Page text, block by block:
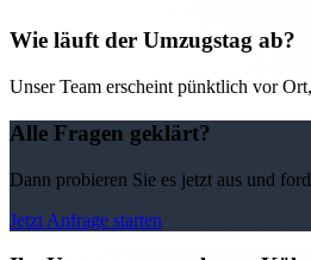
Wie läuft der Umzugstag ab?
Unser Team erscheint pünktlich vor
Alle Fragen geklärt?
Dann probieren Sie es jetzt aus und
Jetzt Anfrage starten